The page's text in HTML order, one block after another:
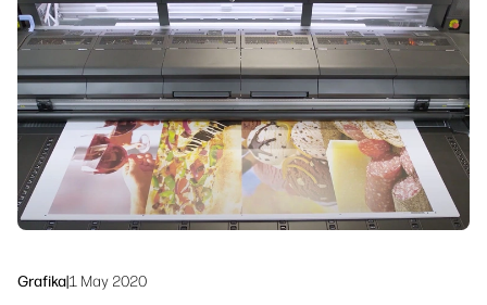
Skontaktuj się z ekspertem PrintOS
Śledź nas
linkedInfacebook
twitteryoutube
Rozwiązania workflow
Zrównoważony rozwój
Grafika|1 May 2020